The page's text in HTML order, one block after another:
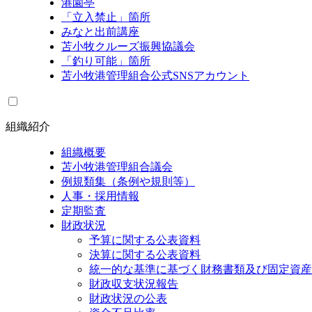
港園亭
「立入禁止」箇所
みなと出前講座
苫小牧クルーズ振興協議会
「釣り可能」箇所
苫小牧港管理組合公式SNSアカウント
組織紹介
組織概要
苫小牧港管理組合議会
例規類集（条例や規則等）
人事・採用情報
定期監査
財政状況
予算に関する公表資料
決算に関する公表資料
統一的な基準に基づく財務書類及び固定資
財政収支状況報告
財政状況の公表